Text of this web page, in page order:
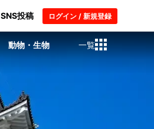
SNS投稿 ログイン / 新規登録
動物・生物 一覧